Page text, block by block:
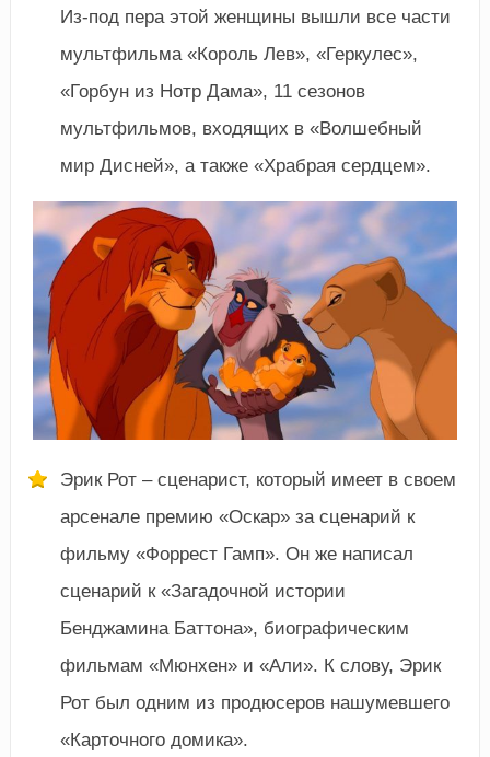
Из-под пера этой женщины вышли все части
мультфильма «Король Лев», «Геркулес»,
«Горбун из Нотр Дама», 11 сезонов
мультфильмов, входящих в «Волшебный
мир Дисней», а также «Храбрая сердцем».
Эрик Рот – сценарист, который имеет в своем
арсенале премию «Оскар» за сценарий к
фильму «Форрест Гамп». Он же написал
сценарий к «Загадочной истории
Бенджамина Баттона», биографическим
фильмам «Мюнхен» и «Али». К слову, Эрик
Рот был одним из продюсеров нашумевшего
«Карточного домика».